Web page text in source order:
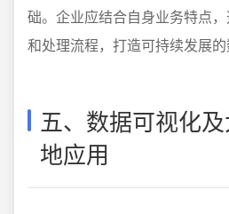
础。企业应结合自身业务特点
和处理流程，打造可持续发展的
五、数据可视化
地应用